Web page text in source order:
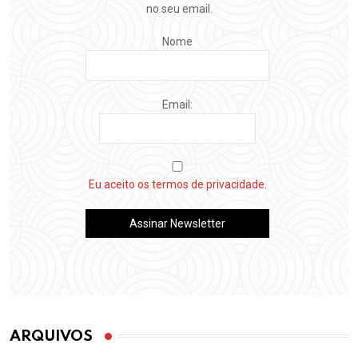
no seu email.
Nome
Email:
Eu aceito os termos de privacidade.
ARQUIVOS